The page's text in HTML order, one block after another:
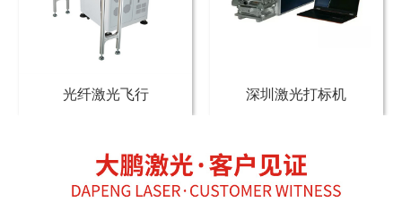
光纤激光飞行 深圳激光打标机